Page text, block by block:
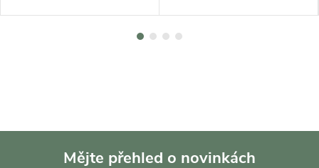
Mějte přehled o novinkách